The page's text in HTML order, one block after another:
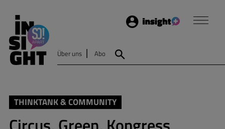
Login
Über uns Abo
THINKTANK & COMMUNITY